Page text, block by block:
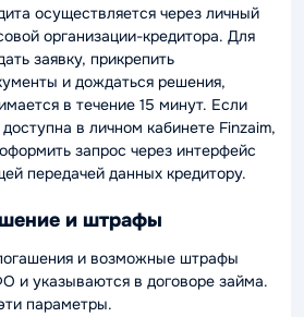
осуществляется через личный
организации-кредитора. Для
заявку, прикрепить
и дождаться решения,
в течение 15 минут. Если
в личном кабинете Finzaim,
запрос через интерфейс
передачей данных кредитору.
и штрафы
и возможные штрафы
и указываются в договоре займа.
параметры.